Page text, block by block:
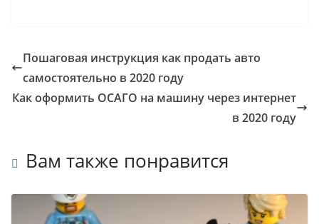
Пошаговая инструкция как продать авто
самостоятельно в 2020 году
Как оформить ОСАГО на машину через интернет
в 2020 году
Вам также понравится